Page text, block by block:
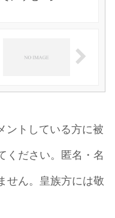
ントしている方に被
ください。匿名・名
せん。皇族方には敬